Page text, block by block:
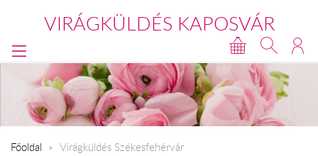
VIRÁGKÜLDÉS KAPOSVÁR
Főoldal Virágküldés Székesfehérvár